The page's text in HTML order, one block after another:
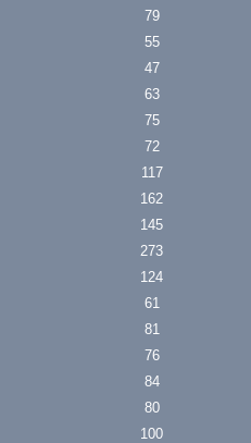
79
55
47
63
75
72
117
162
145
273
124
61
81
76
84
80
100